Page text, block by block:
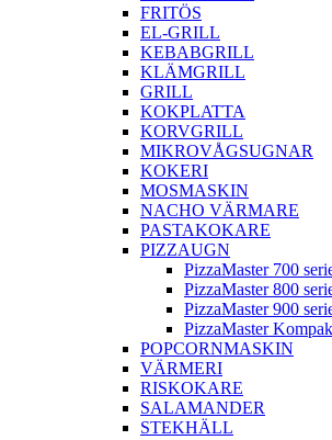
FRITÖS
EL-GRILL
KEBABGRILL
KLÄMGRILL
GRILL
KOKPLATTA
KORVGRILL
MIKROVÅGSUGNAR
KOKERI
MOSMASKIN
NACHO VÄRMARE
PASTAKOKARE
PIZZAUGN
PizzaMaster 700
PizzaMaster 800
PizzaMaster 900
PizzaMaster
POPCORNMASKIN
VÄRMERI
RISKOKARE
SALAMANDER
STEKHÄLL